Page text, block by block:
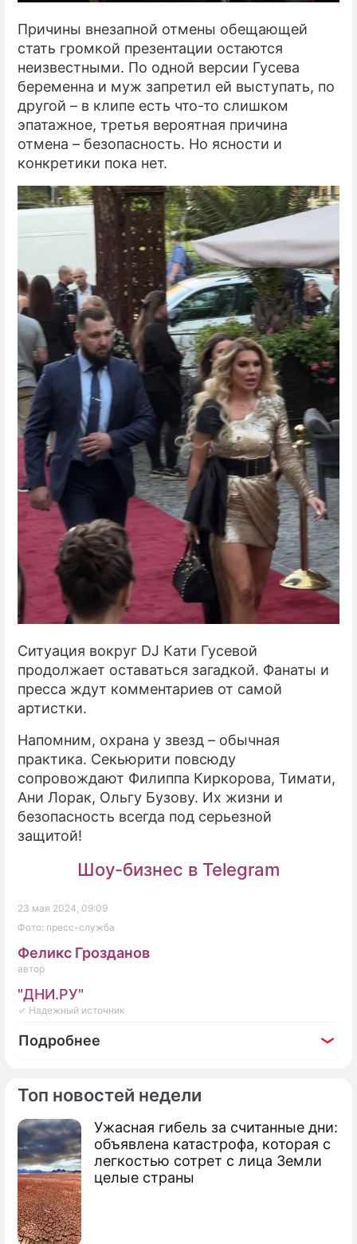
Топ новостей недели
Ужасная гибель за считанные дни:
объявлена катастрофа, которая с
легкостью сотрет с лица Земли
целые страны
Причины внезапной отмены обещающей
стать громкой презентации остаются
неизвестными. По одной версии Гусева
беременна и муж запретил ей выступать, по
другой – в клипе есть что-то слишком
эпатажное, третья вероятная причина
отмена – безопасность. Но ясности и
конкретики пока нет.
Ситуация вокруг DJ Кати Гусевой
продолжает оставаться загадкой. Фанаты и
пресса ждут комментариев от самой
артистки.
Напомним, охрана у звезд – обычная
практика. Секьюрити повсюду
сопровождают Филиппа Киркорова, Тимати,
Ани Лорак, Ольгу Бузову. Их жизни и
безопасность всегда под серьезной
защитой!
Шоу-бизнес в Telegram
23 мая 2024, 09:09
Фото: пресс-служба
Феликс Грозданов
автор
"ДНИ.РУ"
✓ Надежный источник
Подробнее
Фоторепортаж
Впервые без перчаток: 56-летний Киркоров
похвастался огромной татуировкой на руке